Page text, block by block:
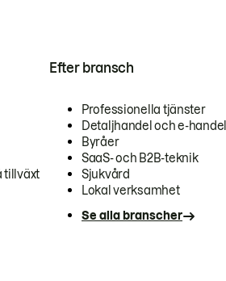
tillväxt
Efter bransch
Professionella tjänster
Detaljhandel och e-handel
Byråer
SaaS- och B2B-teknik
Sjukvård
Lokal verksamhet
Se alla branscher